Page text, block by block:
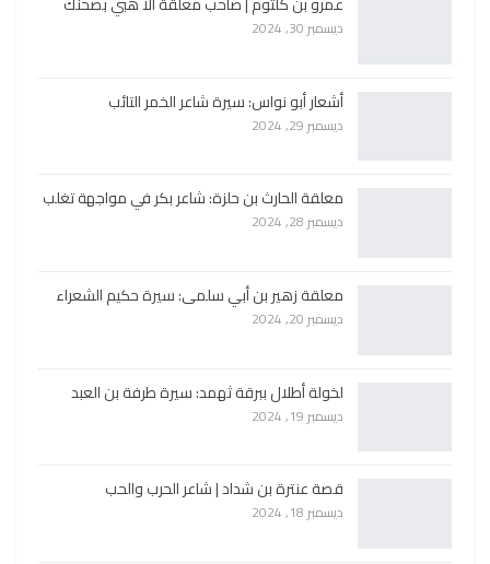
ديسمبر 30, 2024
أشعار أبو نواس: سيرة شاعر الخمر التائب
ديسمبر 29, 2024
معلقة الحارث بن حلزة: شاعر بكر في مواجهة تغلب
ديسمبر 28, 2024
معلقة زهير بن أبي سلمى: سيرة حكيم الشعراء
ديسمبر 20, 2024
لخولة أطلال ببرقة ثهمد: سيرة طرفة بن العبد
ديسمبر 19, 2024
قصة عنترة بن شداد | شاعر الحرب والحب
ديسمبر 18, 2024